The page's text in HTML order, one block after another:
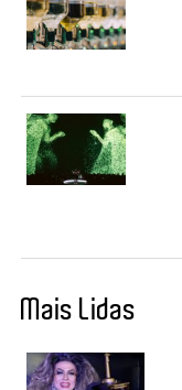
Mais Lidas